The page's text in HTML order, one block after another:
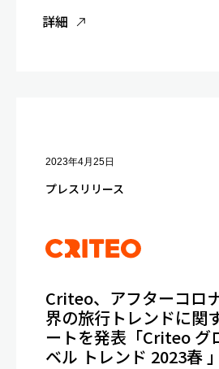
詳細
2023年4月25日
プレスリリース
Criteo、アフターコロ
界の旅行トレンドに関
ートを発表「Criteo グ
ベル トレンド 2023春 」